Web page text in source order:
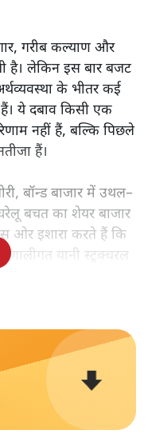
गरीब कल्याण और
है। लेकिन इस बार बजट
के भीतर कई
ये दबाव किसी एक
नहीं हैं, बल्कि पिछले
हैं।
बॉन्ड बाजार में उथल–
बचत का शेयर बाजार
ओर इशारा करते हैं कि
यानी स्ट्रक्चरल